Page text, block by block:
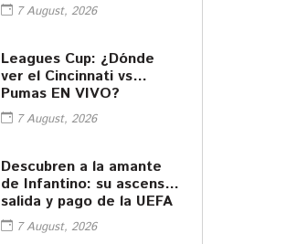
7 August, 2026
Leagues Cup: ¿Dónde
ver el Cincinnati vs
Pumas EN VIVO?
7 August, 2026
Descubren a la amante
de Infantino: su ascenso,
salida y pago de la UEFA
7 August, 2026